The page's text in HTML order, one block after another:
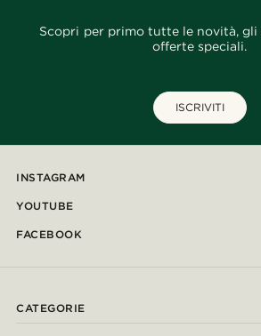
Scopri per primo tutte le novità,
offerte speciali.
ISCRIVITI
INSTAGRAM
YOUTUBE
FACEBOOK
CATEGORIE